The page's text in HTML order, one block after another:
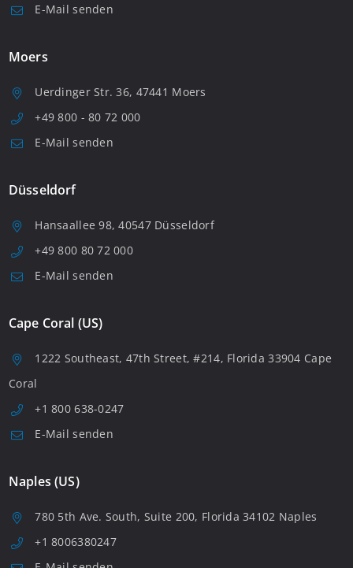
E-Mail senden
Moers
Uerdinger Str. 36, 47441 Moers
+49 800 - 80 72 000
E-Mail senden
Düsseldorf
Hansaallee 98, 40547 Düsseldorf
+49 800 80 72 000
E-Mail senden
Cape Coral (US)
1222 Southeast, 47th Street, #214, Florida 33904 Cape
Coral
+1 800 638-0247
E-Mail senden
Naples (US)
780 5th Ave. South, Suite 200, Florida 34102 Naples
+1 8006380247